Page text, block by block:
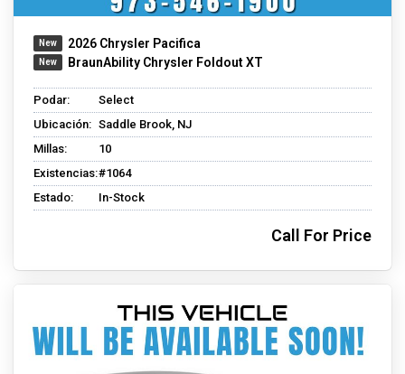
2026 Chrysler Pacifica
BraunAbility Chrysler Foldout XT
Podar:
Select
Ubicación: Saddle Brook, NJ
Millas:
10
Existencias:#1064
Estado:
In-Stock
Call For Price